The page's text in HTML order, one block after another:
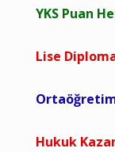
YKS Puan
Lise
Ortaöğretim
Hukuk